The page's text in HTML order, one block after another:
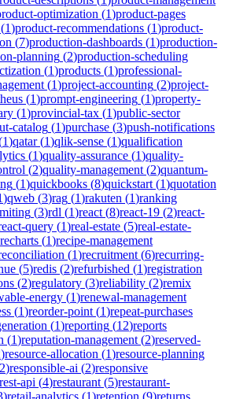
optimization (1)product-pages
(1)product-recommendations (1)product-
(7)production-dashboards (1)production-
planning (2)production-scheduling
(1)products (1)professional-
(1)project-accounting (2)project-
(1)prompt-engineering (1)property-
(1)provincial-tax (1)public-sector
catalog (1)purchase (3)push-notifications
1)qatar(1)qlik-sense (1)qualification
(1)quality-assurance (1)quality-
(2)quality-management (2)quantum-
(1)quickbooks (8)quickstart (1)quotation
)qweb (3)rag (1)rakuten (1)ranking
(3)rdl (1)react (8)react-19 (2)react-
query (1)real-estate (5)real-estate-
recharts (1)recipe-management
(1)recruitment (6)recurring-
(5)redis (2)refurbished (1)registration
(2)regulatory (3)reliability (2)remix
energy (1)renewal-management
(1)reorder-point (1)repeat-purchases
(1)reporting (12)reports
(1)reputation-management (2)reserved-
)resource-allocation (1)resource-planning
2)responsible-ai (2)responsive
rest-api (4)restaurant (5)restaurant-
)retail-analytics (1)retention (9)returns